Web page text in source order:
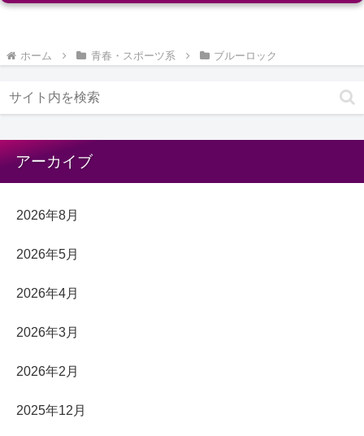
ホーム 青春・スポーツ系 ブルーロック
アーカイブ
2026年8月
2026年5月
2026年4月
2026年3月
2026年2月
2025年12月